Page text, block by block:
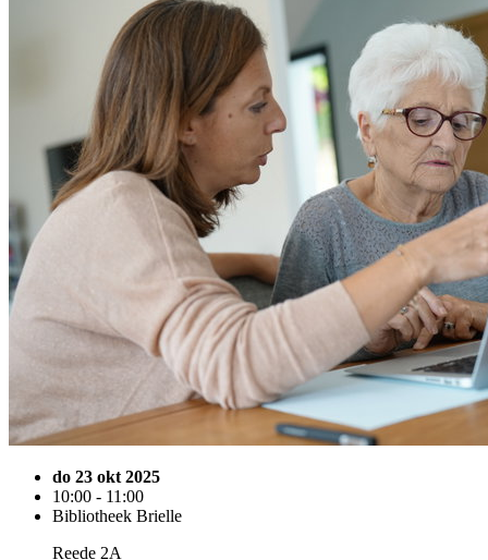
do 23 okt 2025
10:00 - 11:00
Bibliotheek Brielle
Reede 2A